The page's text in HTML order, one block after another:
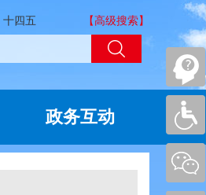
十四五 【高级搜索】
政务互动